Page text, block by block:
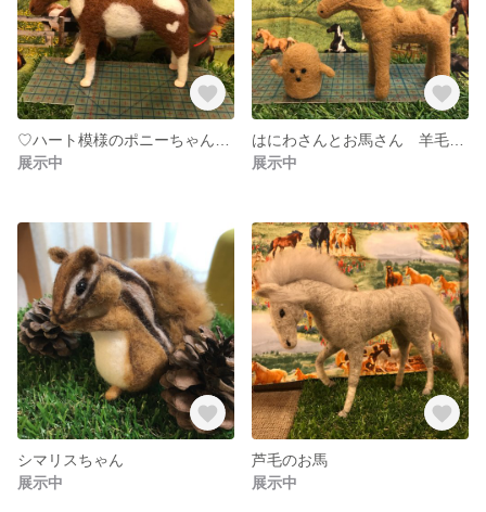
展示中
展示中
シマリスちゃん
展示中
芦毛のお馬
展示中